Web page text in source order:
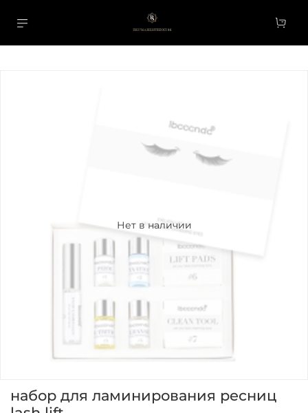
Нет в наличии
набор для ламинирования ресниц